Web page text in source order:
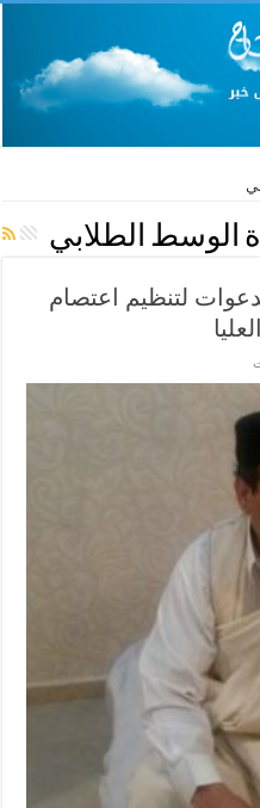
الوسط الطلابي
لتنظيم اعتصام
سلامة
ينتقد
لتنظيم
اعتصام
في
المؤسسات
التعليمية
العليا
مغلقة